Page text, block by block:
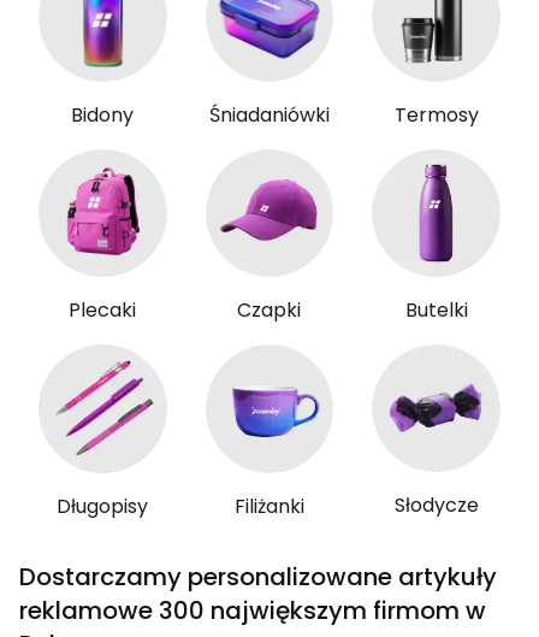
Bidony Śniadaniówki Termosy
Plecaki Czapki Butelki
Długopisy Filiżanki Słodycze
Dostarczamy personalizowane artykuły
reklamowe 300 największym firmom w